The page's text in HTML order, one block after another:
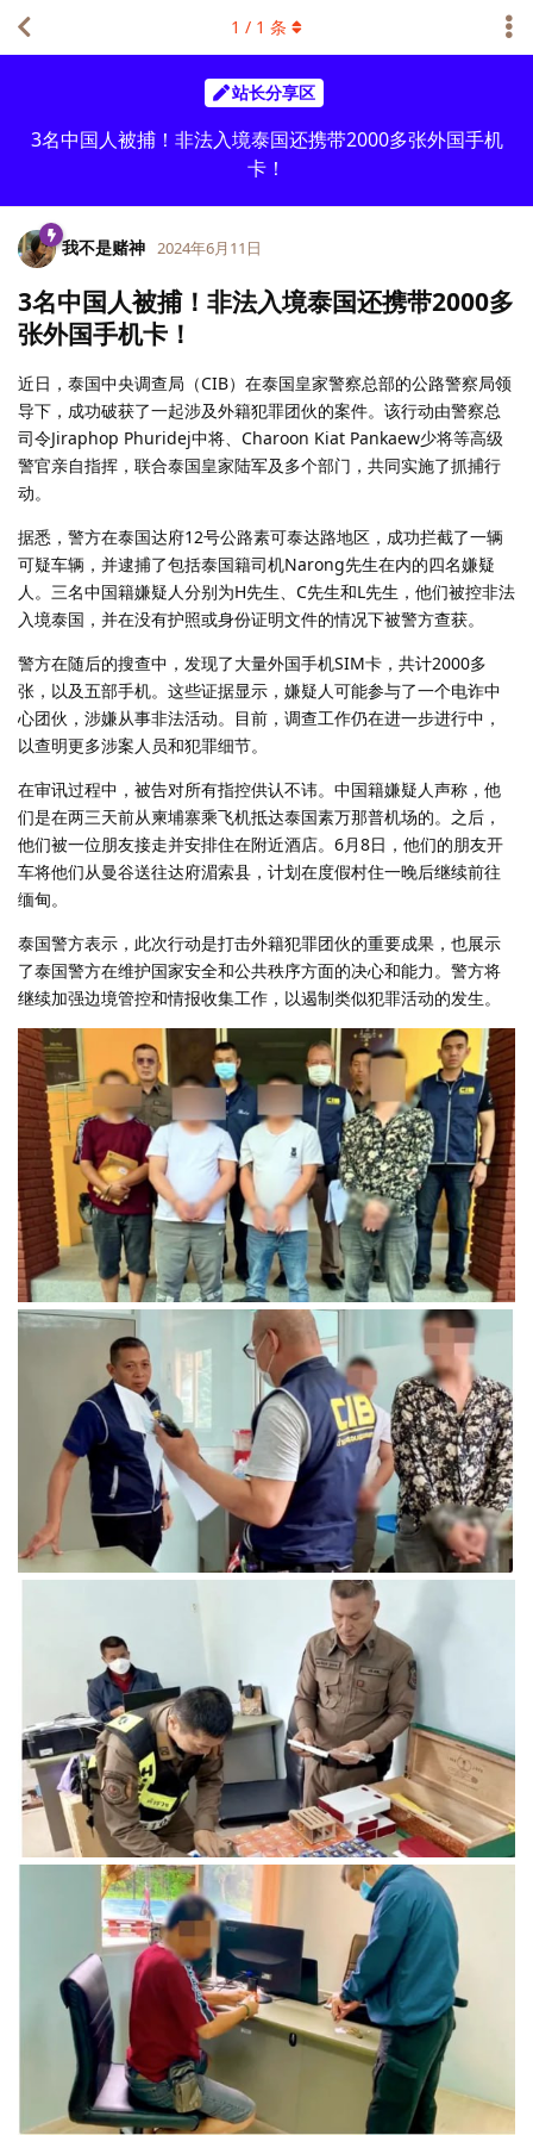
站长分享区
3名中国人被捕！非法入境泰国还携带2000多张外国手机
卡！
1 / 1 条
我不是赌神 2024年6月11日
3名中国人被捕！非法入境泰国还携带2000多
张外国手机卡！
近日，泰国中央调查局（CIB）在泰国皇家警察总部的公路警察局领
导下，成功破获了一起涉及外籍犯罪团伙的案件。该行动由警察总
司令Jiraphop Phuridej中将、Charoon Kiat Pankaew少将等高级
警官亲自指挥，联合泰国皇家陆军及多个部门，共同实施了抓捕行
动。
据悉，警方在泰国达府12号公路素可泰达路地区，成功拦截了一辆
可疑车辆，并逮捕了包括泰国籍司机Narong先生在内的四名嫌疑
人。三名中国籍嫌疑人分别为H先生、C先生和L先生，他们被控非法
入境泰国，并在没有护照或身份证明文件的情况下被警方查获。
警方在随后的搜查中，发现了大量外国手机SIM卡，共计2000多
张，以及五部手机。这些证据显示，嫌疑人可能参与了一个电诈中
心团伙，涉嫌从事非法活动。目前，调查工作仍在进一步进行中，
以查明更多涉案人员和犯罪细节。
在审讯过程中，被告对所有指控供认不讳。中国籍嫌疑人声称，他
们是在两三天前从柬埔寨乘飞机抵达泰国素万那普机场的。之后，
他们被一位朋友接走并安排住在附近酒店。6月8日，他们的朋友开
车将他们从曼谷送往达府湄索县，计划在度假村住一晚后继续前往
缅甸。
泰国警方表示，此次行动是打击外籍犯罪团伙的重要成果，也展示
了泰国警方在维护国家安全和公共秩序方面的决心和能力。警方将
继续加强边境管控和情报收集工作，以遏制类似犯罪活动的发生。